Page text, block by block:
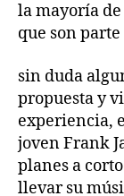
la mayoría
que son
sin duda
propuesta y
experiencia,
joven Frank
planes a
llevar su